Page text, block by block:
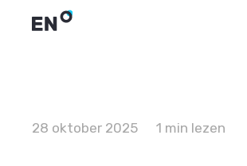
28 oktober 2025 1 min lezen